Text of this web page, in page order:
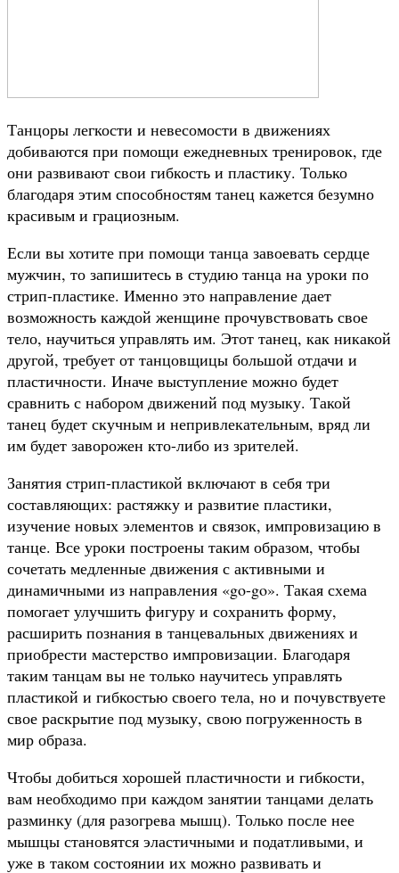
Танцоры легкости и невесомости в движениях
добиваются при помощи ежедневных тренировок, где
они развивают свои гибкость и пластику. Только
благодаря этим способностям танец кажется безумно
красивым и грациозным.
Если вы хотите при помощи танца завоевать сердце
мужчин, то запишитесь в студию танца на уроки по
стрип-пластике. Именно это направление дает
возможность каждой женщине прочувствовать свое
тело, научиться управлять им. Этот танец, как никакой
другой, требует от танцовщицы большой отдачи и
пластичности. Иначе выступление можно будет
сравнить с набором движений под музыку. Такой
танец будет скучным и непривлекательным, вряд ли
им будет заворожен кто-либо из зрителей.
Занятия стрип-пластикой включают в себя три
составляющих: растяжку и развитие пластики,
изучение новых элементов и связок, импровизацию в
танце. Все уроки построены таким образом, чтобы
сочетать медленные движения с активными и
динамичными из направления «go-go». Такая схема
помогает улучшить фигуру и сохранить форму,
расширить познания в танцевальных движениях и
приобрести мастерство импровизации. Благодаря
таким танцам вы не только научитесь управлять
пластикой и гибкостью своего тела, но и почувствуете
свое раскрытие под музыку, свою погруженность в
мир образа.
Чтобы добиться хорошей пластичности и гибкости,
вам необходимо при каждом занятии танцами делать
разминку (для разогрева мышц). Только после нее
мышцы становятся эластичными и податливыми, и
уже в таком состоянии их можно развивать и